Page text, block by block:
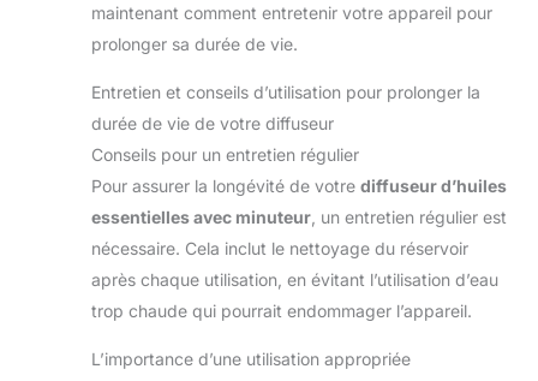
maintenant comment entretenir votre appareil pour
prolonger sa durée de vie.
Entretien et conseils d’utilisation pour prolonger la
durée de vie de votre diffuseur
Conseils pour un entretien régulier
Pour assurer la longévité de votre diffuseur d’huiles
essentielles avec minuteur , un entretien régulier est
nécessaire. Cela inclut le nettoyage du réservoir
après chaque utilisation, en évitant l’utilisation d’eau
trop chaude qui pourrait endommager l’appareil.
L’importance d’une utilisation appropriée